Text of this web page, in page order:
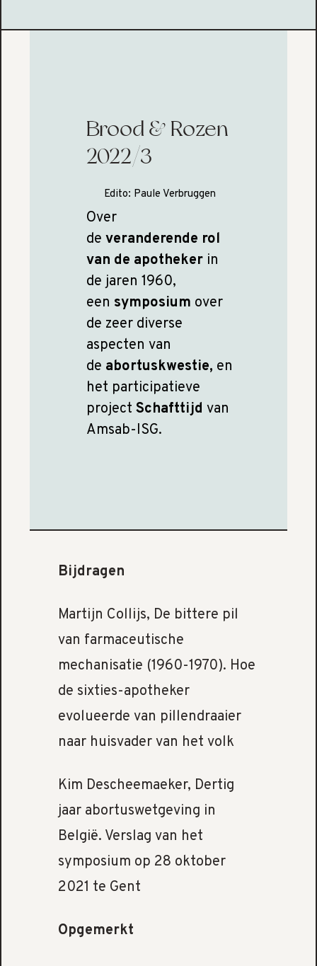
Brood & Rozen
2022/3
Edito: Paule Verbruggen
Over
de veranderende rol
van de apothekerin
de jaren 1960,
een symposium over
de zeer diverse
aspecten van
de abortuskwestie, en
het participatieve
project Schafttijd van
Amsab-ISG.
Bijdragen
Martijn Collijs, De bittere pil
van farmaceutische
mechanisatie (1960-1970). Hoe
de sixties-apotheker
evolueerde van pillendraaier
naar huisvader van het volk
Kim Descheemaeker, Dertig
jaar abortuswetgeving in
België. Verslag van het
symposium op 28 oktober
2021 te Gent
Opgemerkt